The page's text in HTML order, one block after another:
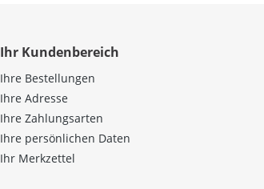
Ihr Kundenbereich
Ihre Bestellungen
Ihre Adresse
Ihre Zahlungsarten
Ihre persönlichen Daten
Ihr Merkzettel